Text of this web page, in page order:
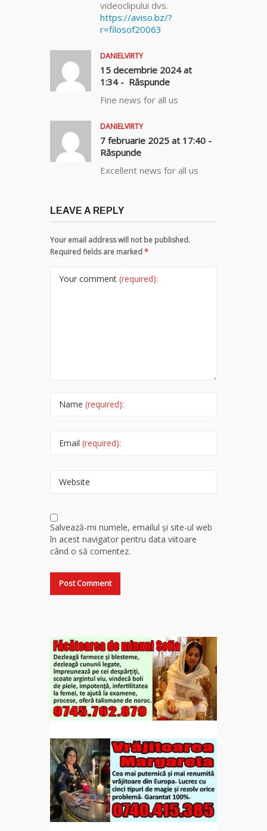
videoclipului dvs.
https://aviso.bz/?
r=filosof20063
DANIELVIRTY
15 decembrie 2024 at
1:34 - Răspunde
Fine news for all us
DANIELVIRTY
7 februarie 2025 at 17:40 -
Răspunde
Excellent news for all us
LEAVE A REPLY
Your email address will not be published.
Required fields are marked*
Your comment (required):
Name (required):
Email (required):
Website
Salvează-mi numele, emailul și site-ul web
în acest navigator pentru data viitoare
când o să comentez.